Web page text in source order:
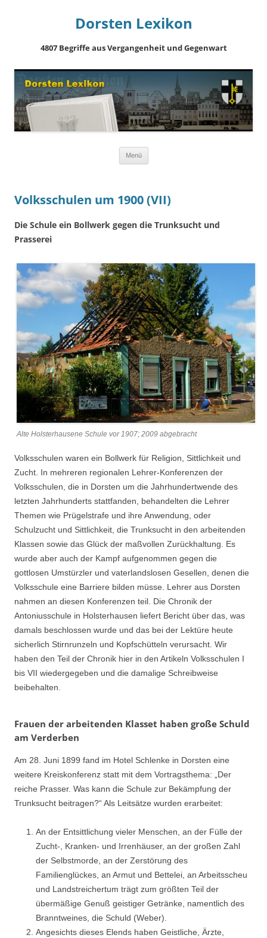
Dorsten Lexikon
4807 Begriffe aus Vergangenheit und Gegenwart
Menü
Volksschulen um 1900 (VII)
Die Schule ein Bollwerk gegen die Trunksucht und
Prasserei
Alte Holsterhausene Schule vor 1907; 2009 abgebracht
Volksschulen waren ein Bollwerk für Religion, Sittlichkeit und
Zucht. In mehreren regionalen Lehrer-Konferenzen der
Volksschulen, die in Dorsten um die Jahrhundertwende des
letzten Jahrhunderts stattfanden, behandelten die Lehrer
Themen wie Prügelstrafe und ihre Anwendung, oder
Schulzucht und Sittlichkeit, die Trunksucht in den arbeitenden
Klassen sowie das Glück der maßvollen Zurückhaltung. Es
wurde aber auch der Kampf aufgenommen gegen die
gottlosen Umstürzler und vaterlandslosen Gesellen, denen die
Volksschule eine Barriere bilden müsse. Lehrer aus Dorsten
nahmen an diesen Konferenzen teil. Die Chronik der
Antoniusschule in Holsterhausen liefert Bericht über das, was
damals beschlossen wurde und das bei der Lektüre heute
sicherlich Stirnrunzeln und Kopfschütteln verursacht. Wir
haben den Teil der Chronik hier in den Artikeln Volksschulen I
bis VII wiedergegeben und die damalige Schreibweise
beibehalten.
Frauen der arbeitenden Klasset haben große Schuld
am Verderben
Am 28. Juni 1899 fand im Hotel Schlenke in Dorsten eine
weitere Kreiskonferenz statt mit dem Vortragsthema: „Der
reiche Prasser. Was kann die Schule zur Bekämpfung der
Trunksucht beitragen?“ Als Leitsätze wurden erarbeitet:
An der Entsittlichung vieler Menschen, an der Fülle der
Zucht-, Kranken- und Irrenhäuser, an der großen Zahl
der Selbstmorde, an der Zerstörung des
Familienglückes, an Armut und Bettelei, an Arbeitsscheu
und Landstreichertum trägt zum größten Teil der
übermäßige Genuß geistiger Getränke, namentlich des
Branntweines, die Schuld (Weber).
Angesichts dieses Elends haben Geistliche, Ärzte,